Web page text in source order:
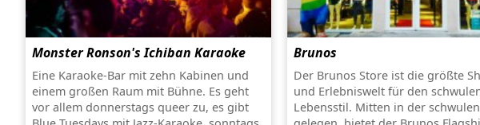
Monster Ronson's Ichiban Karaoke
Eine Karaoke-Bar mit zehn Kabinen und
einem großen Raum mit Bühne. Es geht
vor allem donnerstags queer zu, es gibt
Brunos
Der Brunos Store ist die größte
und Erlebniswelt für den
Lebensstil. Mitten in der